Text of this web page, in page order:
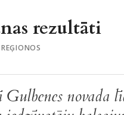
rezultāti
REĢIONOS
novada